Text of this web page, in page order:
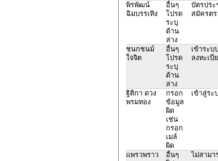
พิรพัฒน์
ฉิมบรรเทิง
อื่นๆ
โปรด
ระบุ
ด้าน
ล่าง
บัตรประ
สมัครต
ชนกชนม์
ใจจิต
อื่นๆ
โปรด
ระบุ
ด้าน
ล่าง
เข้าระบ
ลงทะเบี
ฐิติกา ดวง
พรมทอง
กรอก
ข้อมูล
ผิด
เช่น
กรอก
เมล์
ผิด
เข้าสู่ระ
แพรวพราว
อื่นๆ
ไม่สามา